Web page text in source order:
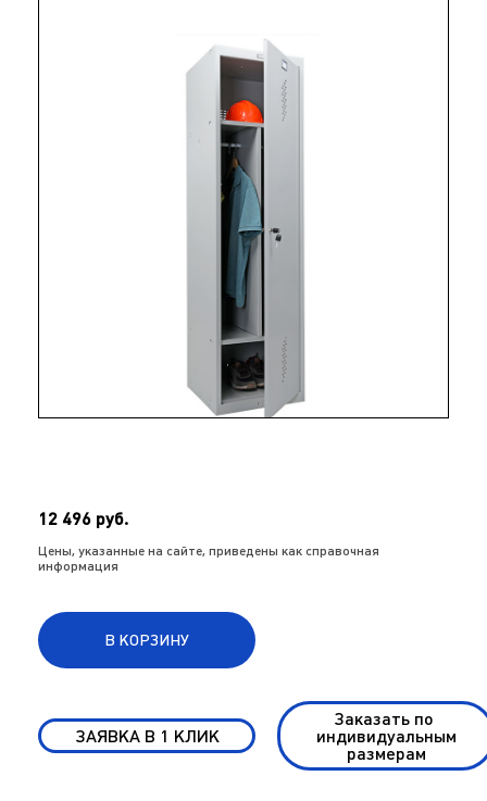
12 496 руб.
Цены, указанные на сайте, приведены как справочная
информация
В КОРЗИНУ
ЗАЯВКА В 1 КЛИК
Заказать по
индивидуальным
размерам